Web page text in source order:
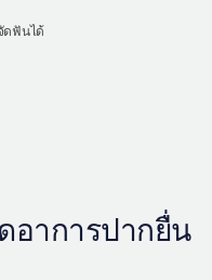
ดฟันได้
อาการปากยื่น